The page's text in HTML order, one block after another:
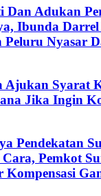
Dan Adukan
Ibunda Darrel
Nyasar
Ajukan Syarat
Jika Ingin
Pendekatan
Pemkot